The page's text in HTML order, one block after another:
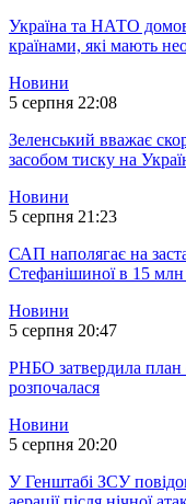
Україна та НАТО
країнами, які мають
Новини
5 серпня 22:08
Зеленський вважає
засобом тиску на
Новини
5 серпня 21:23
САП наполягає на
Стефанішиної в 15 млн
Новини
5 серпня 20:47
РНБО затвердила план
розпочалася
Новини
5 серпня 20:20
У Генштабі ЗСУ